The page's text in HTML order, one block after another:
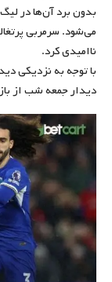
بدون برد آن‌ها در
می‌شود. سرمربی
ناامیدی کرد.
با توجه به نزدیکی
دیدار جمعه شب از